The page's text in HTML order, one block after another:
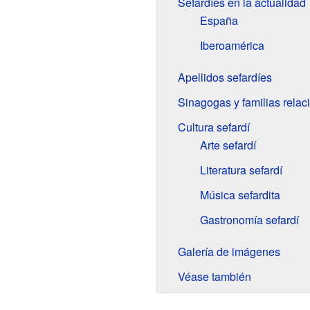
España
Iberoamérica
Apellidos sefardíes
Sinagogas y familias
Cultura sefardí
Arte sefardí
Literatura sefardí
Música sefardita
Gastronomía sefardí
Galería de imágenes
Véase también